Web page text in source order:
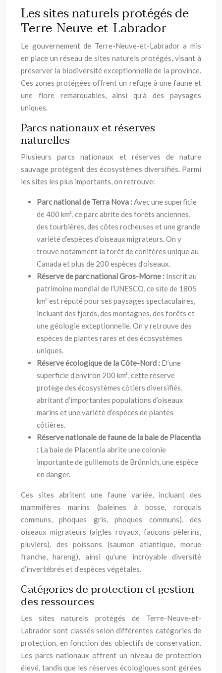
Les sites naturels protégés de
Terre-Neuve-et-Labrador
Le gouvernement de Terre-Neuve-et-Labrador a mis
en place un réseau de sites naturels protégés, visant à
préserver la biodiversité exceptionnelle de la province.
Ces zones protégées offrent un refuge à une faune et
une flore remarquables, ainsi qu’à des paysages
uniques.
Parcs nationaux et réserves
naturelles
Plusieurs parcs nationaux et réserves de nature
sauvage protègent des écosystèmes diversifiés. Parmi
les sites les plus importants, on retrouve:
Parc national de Terra Nova :Avec une superficie
de 400 km², ce parc abrite des forêts anciennes,
des tourbières, des côtes rocheuses et une grande
variété d’espèces d’oiseaux migrateurs. On y
trouve notamment la forêt de conifères unique au
Canada et plus de 200 espèces d’oiseaux.
Réserve de parc national Gros-Morne : Inscrit au
patrimoine mondial de l’UNESCO, ce site de 1805
km² est réputé pour ses paysages spectaculaires,
incluant des fjords, des montagnes, des forêts et
une géologie exceptionnelle. On y retrouve des
espèces de plantes rares et des écosystèmes
uniques.
Réserve écologique de la Côte-Nord : D’une
superficie d’environ 200 km², cette réserve
protège des écosystèmes côtiers diversifiés,
abritant d’importantes populations d’oiseaux
marins et une variété d’espèces de plantes
côtières.
Réserve nationale de faune de la baie de Placentia
: La baie de Placentia abrite une colonie
importante de guillemots de Brünnich, une espèce
en danger.
Ces sites abritent une faune variée, incluant des
mammifères marins (baleines à bosse, rorquals
communs, phoques gris, phoques communs), des
oiseaux migrateurs (aigles royaux, faucons pèlerins,
pluviers), des poissons (saumon atlantique, morue
franche, hareng), ainsi qu’une incroyable diversité
d’invertébrés et d’espèces végétales.
Catégories de protection et gestion
des ressources
Les sites naturels protégés de Terre-Neuve-et-
Labrador sont classés selon différentes catégories de
protection, en fonction des objectifs de conservation.
Les parcs nationaux offrent un niveau de protection
élevé, tandis que les réserves écologiques sont gérées